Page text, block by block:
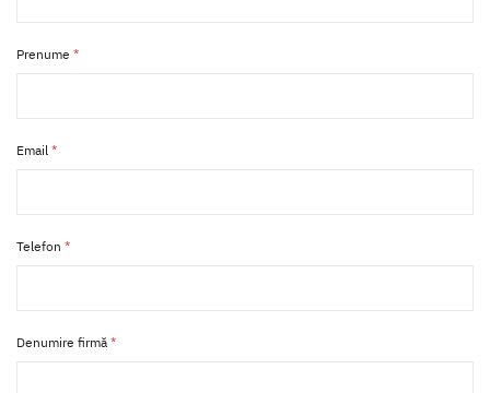
Prenume *
Email *
Telefon *
Denumire firmă *